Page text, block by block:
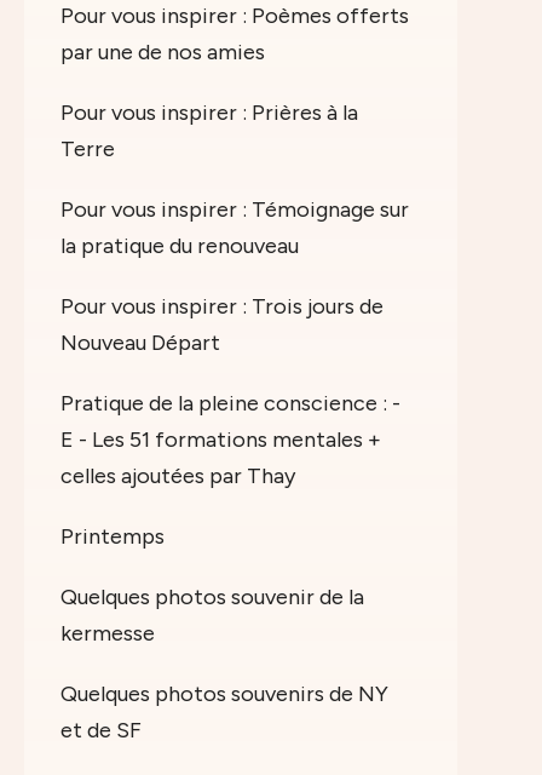
Pour vous inspirer : Poèmes offerts
par une de nos amies
Pour vous inspirer : Prières à la
Terre
Pour vous inspirer : Témoignage sur
la pratique du renouveau
Pour vous inspirer : Trois jours de
Nouveau Départ
Pratique de la pleine conscience : -
E - Les 51 formations mentales +
celles ajoutées par Thay
Printemps
Quelques photos souvenir de la
kermesse
Quelques photos souvenirs de NY
et de SF